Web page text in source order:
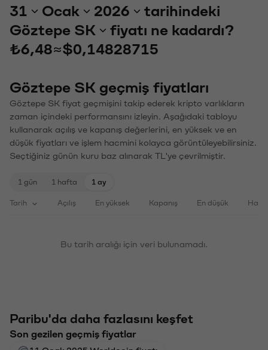
31 Ocak 2026
tarihindeki
Göztepe SK
fiyatı ne kadardı?
₺6,48≈$0,14828715
Göztepe SK geçmiş fiyatları
Göztepe SK fiyat geçmişini takip ederek kripto varlıkların
zaman içindeki performansını izleyin. Aşağıdaki tabloyu
kullanarak açılış ve kapanış değerlerini, en yüksek ve en
düşük fiyatları ve işlem hacmini kolayca görüntüleyebilirsiniz.
Seçtiğiniz günün kuru baz alınarak TL'ye çevrilmiştir.
1 gün 1 hafta 1 ay
Tarih Açılış En yüksek Kapanış En düşük
Bu tarih aralığı için veri bulunamadı.
Paribu'da daha fazlasını keşfet
Son gezilen geçmiş fiyatlar